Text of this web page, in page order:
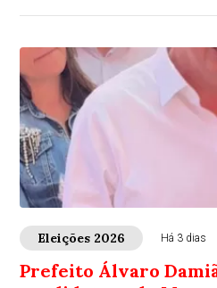
Eleições 2026 Há 3 dias
Prefeito Álvaro